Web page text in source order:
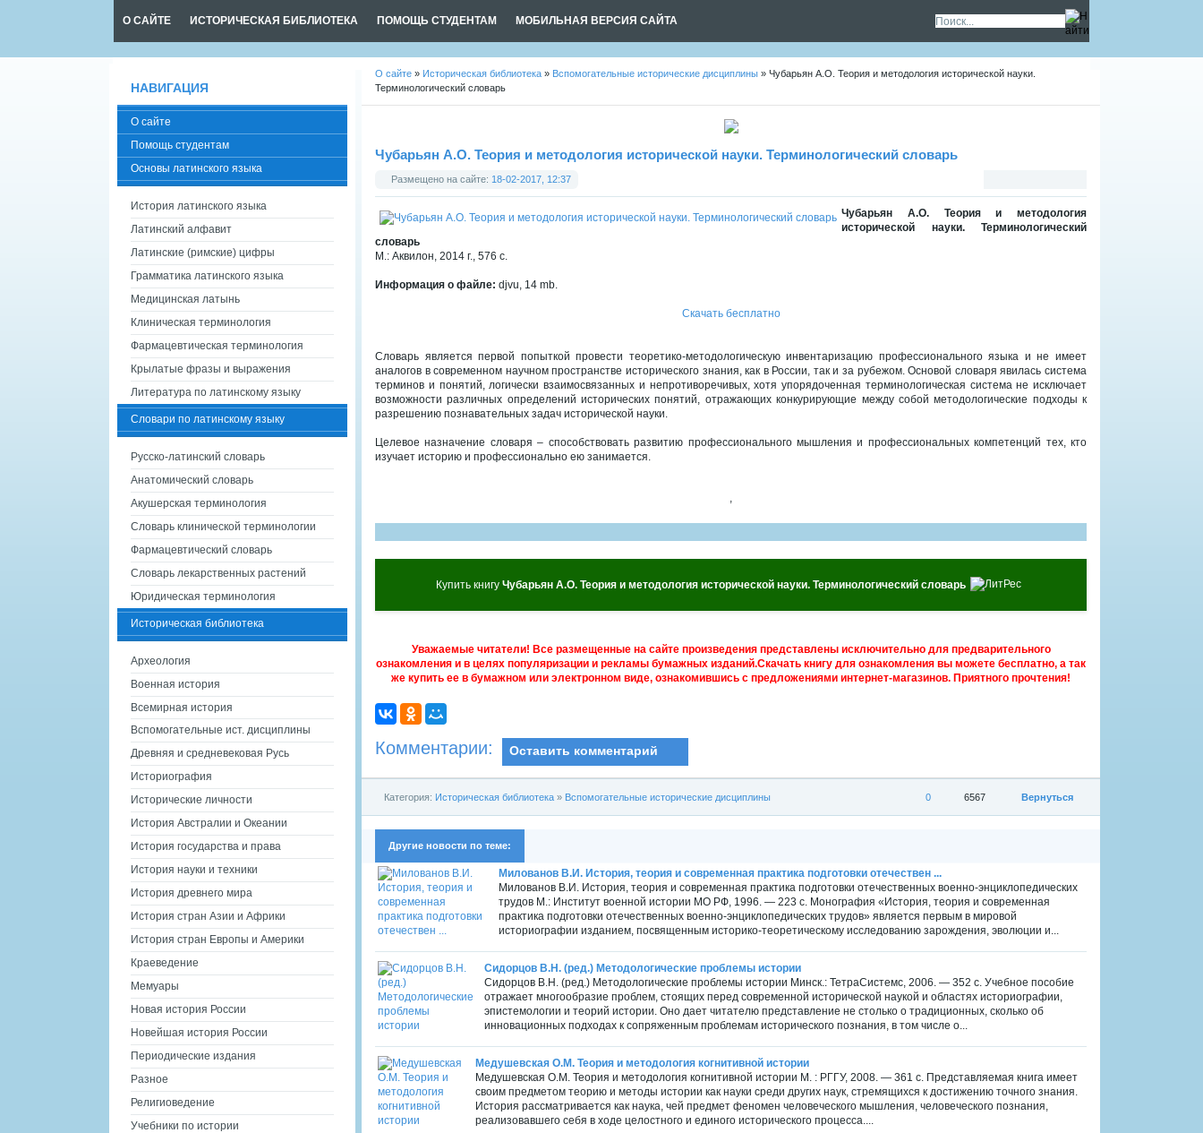
О САЙТЕ ИСТОРИЧЕСКАЯ БИБЛИОТЕКА ПОМОЩЬ СТУДЕНТАМ МОБИЛЬНАЯ ВЕРСИЯ САЙТА
О сайте » Историческая библиотека » Вспомогательные исторические дисциплины » Чубарьян А.О. Теория и методология исторической науки.
Терминологический словарь
Чубарьян А.О. Теория и методология исторической науки. Терминологический словарь
Размещено на сайте: 18-02-2017, 12:37
Чубарьян А.О. Теория и методология
исторической науки. Терминологический
словарь
М.: Аквилон, 2014 г., 576 с.
Информация о файле: djvu, 14 mb.
Скачать бесплатно
Словарь является первой попыткой провести теоретико-методологическую инвентаризацию профессионального языка и не имеет
аналогов в современном научном пространстве исторического знания, как в России, так и за рубежом. Основой словаря явилась система
терминов и понятий, логически взаимосвязанных и непротиворечивых, хотя упорядоченная терминологическая система не исключает
возможности различных определений исторических понятий, отражающих конкурирующие между собой методологические подходы к
разрешению познавательных задач исторической науки.
Целевое назначение словаря – способствовать развитию профессионального мышления и профессиональных компетенций тех, кто
изучает историю и профессионально ею занимается.
,
Купить книгу Чубарьян А.О. Теория и методология исторической науки. Терминологический словарь
Уважаемые читатели! Все размещенные на сайте произведения представлены исключительно для предварительного
ознакомления и в целях популяризации и рекламы бумажных изданий.Скачать книгу для ознакомления вы можете бесплатно, а так
же купить ее в бумажном или электронном виде, ознакомившись с предложениями интернет-магазинов. Приятного прочтения!
Комментарии: Оставить комментарий
Вернуться
6567
0
Категория: Историческая библиотека » Вспомогательные исторические дисциплины
Другие новости по теме:
Милованов В.И. История, теория и современная практика подготовки отечествен ...
Милованов В.И. История, теория и современная практика подготовки отечественных военно-энциклопедических
трудов М.: Институт военной истории МО РФ, 1996. — 223 с. Монография «История, теория и современная
практика подготовки отечественных военно-энциклопедических трудов» является первым в мировой
историографии изданием, посвященным историко-теоретическому исследованию зарождения, эволюции и...
Сидорцов В.Н. (ред.) Методологические проблемы истории
Сидорцов В.Н. (ред.) Методологические проблемы истории Минск.: ТетраСистемс, 2006. — 352 с. Учебное пособие
отражает многообразие проблем, стоящих перед современной исторической наукой и областях историографии,
эпистемологии и теорий истории. Оно дает читателю представление не столько о традиционных, сколько об
инновационных подходах к сопряженным проблемам исторического познания, в том числе о...
Медушевская О.М. Теория и методология когнитивной истории
Медушевская О.М. Теория и методология когнитивной истории М. : РГГУ, 2008. — 361 с. Представляемая книга имеет
своим предметом теорию и методы истории как науки среди других наук, стремящихся к достижению точного знания.
История рассматривается как наука, чей предмет феномен человеческого мышления, человеческого познания,
реализовавшего себя в ходе целостного и единого исторического процесса....
НАВИГАЦИЯ
О сайте
Помощь студентам
Основы латинского языка
История латинского языка
Латинский алфавит
Латинские (римские) цифры
Грамматика латинского языка
Медицинская латынь
Клиническая терминология
Фармацевтическая терминология
Крылатые фразы и выражения
Литература по латинскому языку
Словари по латинскому языку
Русско-латинский словарь
Анатомический словарь
Акушерская терминология
Словарь клинической терминологии
Фармацевтический словарь
Словарь лекарственных растений
Юридическая терминология
Историческая библиотека
Археология
Военная история
Всемирная история
Вспомогательные ист. дисциплины
Древняя и средневековая Русь
Историография
Исторические личности
История Австралии и Океании
История государства и права
История науки и техники
История древнего мира
История стран Азии и Африки
История стран Европы и Америки
Краеведение
Мемуары
Новая история России
Новейшая история России
Периодические издания
Разное
Религиоведение
Учебники по истории